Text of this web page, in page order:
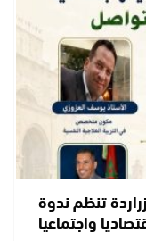
تنظم ندوة
واجتماعيا